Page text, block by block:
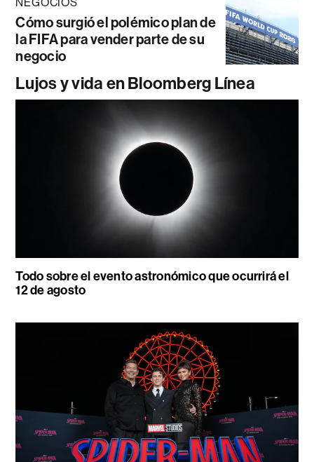
Cómo surgió el polémico plan de
la FIFA para vender parte de su
negocio
Lujos y vida en Bloomberg Línea
Todo sobre el evento astronómico que ocurrirá el
12 de agosto